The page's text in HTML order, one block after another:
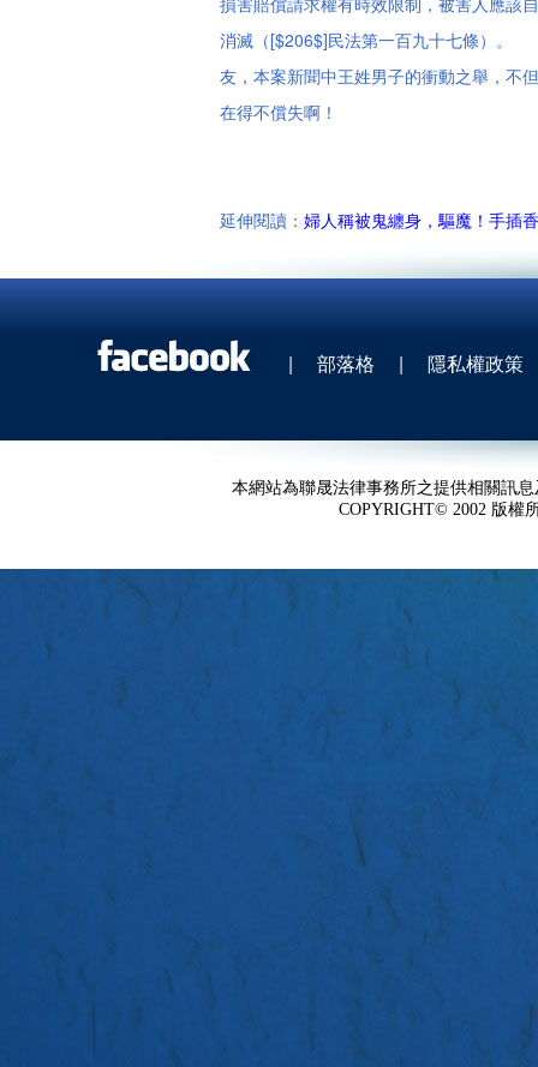
消滅（[$206$]民法第一百九十七條）。
友，本案新聞中王姓男子的衝動之舉，不
在得不償失啊！
延伸閱讀： 婦人稱被鬼纏身，驅魔！手插
| 部落格 | 隱私權政策
本網站為聯晟法律事務所之提供相關訊
COPYRIGHT© 2002 版權